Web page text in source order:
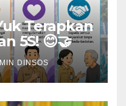
Terapkan
5S! 😊🤝
DINSOS